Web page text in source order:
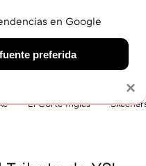
GASTRO SNEAKERS
El Corte Inglés
×
en Google
preferida